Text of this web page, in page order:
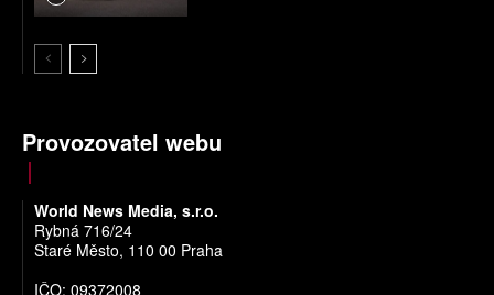
Provozovatel webu
World News Media, s.r.o.
Rybná 716/24
Staré Město, 110 00 Praha
IČO: 09372008